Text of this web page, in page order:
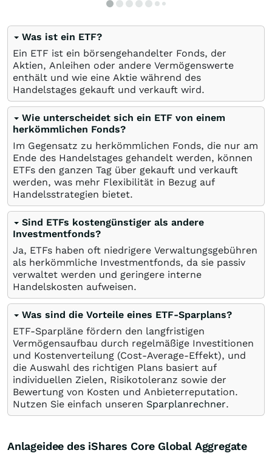
Was ist ein ETF?
Ein ETF ist ein börsengehandelter Fonds, der
Aktien, Anleihen oder andere Vermögenswerte
enthält und wie eine Aktie während des
Handelstages gekauft und verkauft wird.
Wie unterscheidet sich ein ETF von einem
herkömmlichen Fonds?
Im Gegensatz zu herkömmlichen Fonds, die nur am
Ende des Handelstages gehandelt werden, können
ETFs den ganzen Tag über gekauft und verkauft
werden, was mehr Flexibilität in Bezug auf
Handelsstrategien bietet.
Sind ETFs kostengünstiger als andere
Investmentfonds?
Ja, ETFs haben oft niedrigere Verwaltungsgebühren
als herkömmliche Investmentfonds, da sie passiv
verwaltet werden und geringere interne
Handelskosten aufweisen.
Was sind die Vorteile eines ETF-Sparplans?
ETF-Sparpläne fördern den langfristigen
Vermögensaufbau durch regelmäßige Investitionen
und Kostenverteilung (Cost-Average-Effekt), und
die Auswahl des richtigen Plans basiert auf
individuellen Zielen, Risikotoleranz sowie der
Bewertung von Kosten und Anbieterreputation.
Nutzen Sie einfach unseren Sparplanrechner.
Anlageidee des iShares Core Global Aggregate